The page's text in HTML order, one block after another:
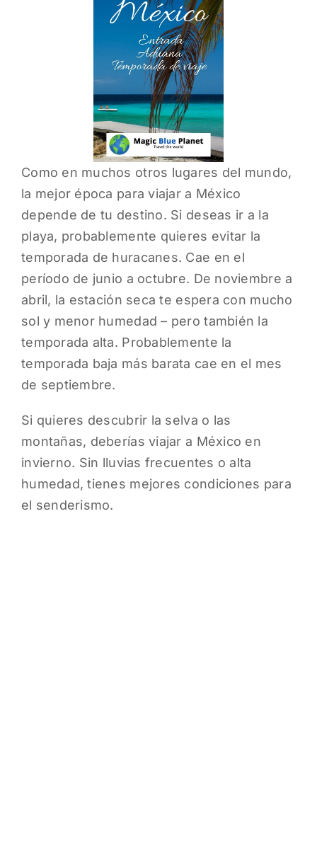
Como en muchos otros lugares del mundo,
la mejor época para viajar a México
depende de tu destino. Si deseas ir a la
playa, probablemente quieres evitar la
temporada de huracanes. Cae en el
período de junio a octubre. De noviembre a
abril, la estación seca te espera con mucho
sol y menor humedad – pero también la
temporada alta. Probablemente la
temporada baja más barata cae en el mes
de septiembre.
Si quieres descubrir la selva o las
montañas, deberías viajar a México en
invierno. Sin lluvias frecuentes o alta
humedad, tienes mejores condiciones para
el senderismo.